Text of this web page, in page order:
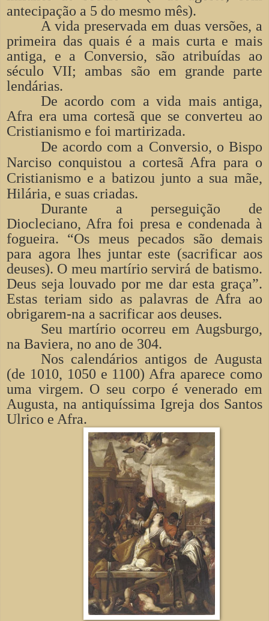
antecipação a 5 do mesmo mês).
A vida preservada em duas versões, a
primeira das quais é a mais curta e mais
antiga, e a Conversio, são atribuídas ao
século VII; ambas são em grande parte
lendárias.
De acordo com a vida mais antiga,
Afra era uma cortesã que se converteu ao
Cristianismo e foi martirizada.
De acordo com a Conversio, o Bispo
Narciso conquistou a cortesã Afra para o
Cristianismo e a batizou junto a sua mãe,
Hilária, e suas criadas.
Durante a perseguição de
Diocleciano, Afra foi presa e condenada à
fogueira. “Os meus pecados são demais
para agora lhes juntar este (sacrificar aos
deuses). O meu martírio servirá de batismo.
Deus seja louvado por me dar esta graça”.
Estas teriam sido as palavras de Afra ao
obrigarem-na a sacrificar aos deuses.
Seu martírio ocorreu em Augsburgo,
na Baviera, no ano de 304.
Nos calendários antigos de Augusta
(de 1010, 1050 e 1100) Afra aparece como
uma virgem. O seu corpo é venerado em
Augusta, na antiquíssima Igreja dos Santos
Ulrico e Afra.